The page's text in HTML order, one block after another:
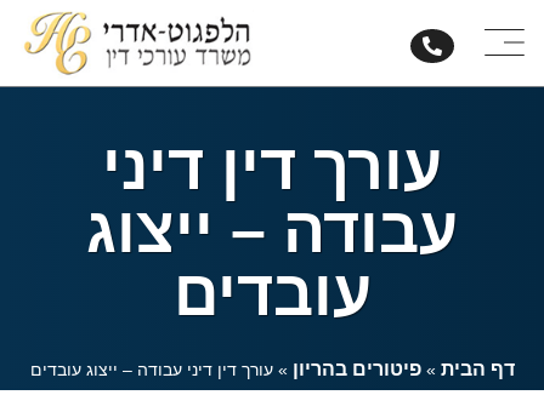
עורך דין דיני
עבודה – ייצוג
עובדים
דף הבית »פיטורים בהריון »עורך דין דיני עבודה – ייצוג עובדים